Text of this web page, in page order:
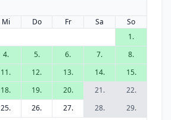
Mi Do Fr Sa
So
1.
4. 5. 6. 7.
8.
11. 12. 13. 14.
15.
18. 19. 20. 21.
22.
25. 26. 27. 28.
29.